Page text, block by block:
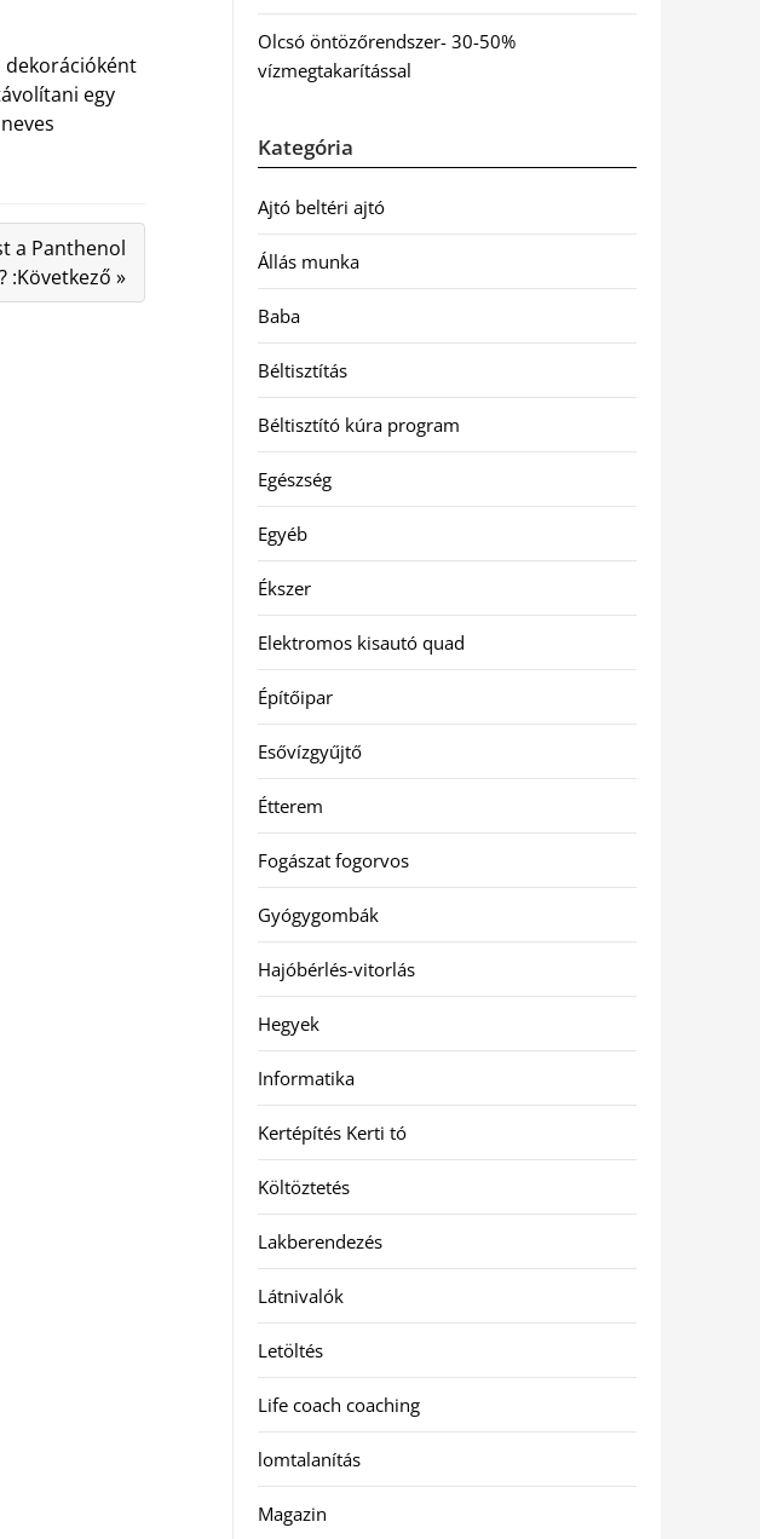
dekorációként
egy
a Panthenol
:Következő »
Olcsó öntözőrendszer- 30-50%
vízmegtakarítással
Kategória
Ajtó beltéri ajtó
Állás munka
Baba
Béltisztítás
Béltisztító kúra program
Egészség
Egyéb
Ékszer
Elektromos kisautó quad
Építőipar
Esővízgyűjtő
Étterem
Fogászat fogorvos
Gyógygombák
Hajóbérlés-vitorlás
Hegyek
Informatika
Kertépítés Kerti tó
Költöztetés
Lakberendezés
Látnivalók
Letöltés
Life coach coaching
lomtalanítás
Magazin